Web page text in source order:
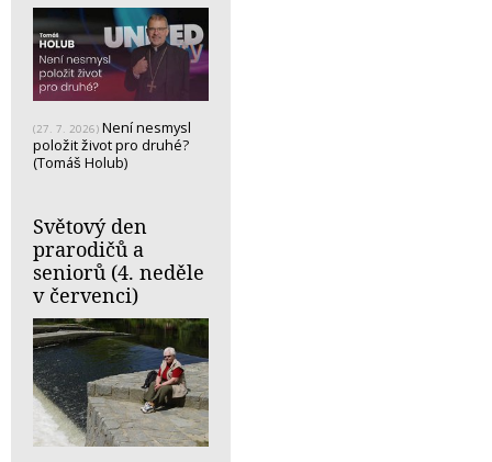
(27. 7. 2026) Není nesmysl
položit život pro druhé?
(Tomáš Holub)
Světový den
prarodičů a
seniorů (4. neděle
v červenci)